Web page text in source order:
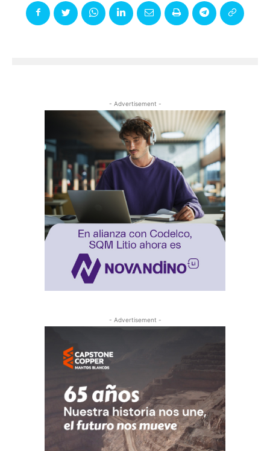
- Advertisement -
- Advertisement -